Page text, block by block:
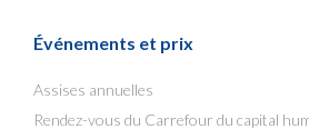
Événements et prix
Assises annuelles
Rendez-vous du Carrefour du capital